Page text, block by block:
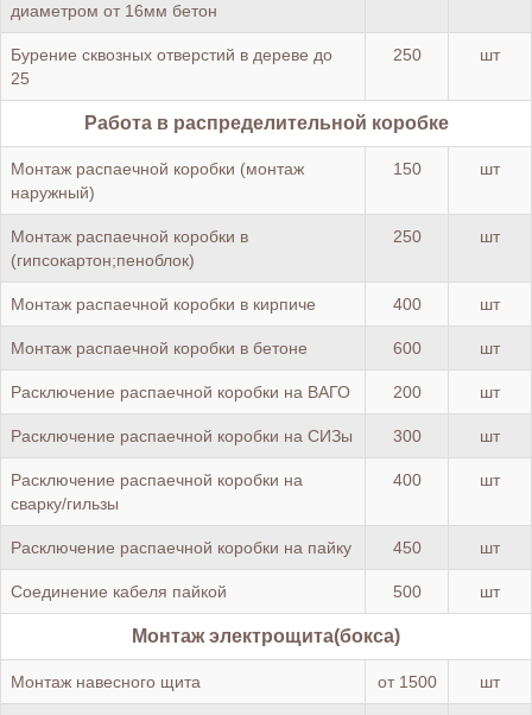
диаметром от 16мм бетон
Бурение сквозных отверстий в дереве до
25
250 шт
Работа в распределительной коробке
Монтаж распаечной коробки (монтаж
наружный)
150 шт
Монтаж распаечной коробки в
(гипсокартон;пеноблок)
250 шт
Монтаж распаечной коробки в кирпиче 400 шт
Монтаж распаечной коробки в бетоне 600 шт
Расключение распаечной коробки на ВАГО 200 шт
Расключение распаечной коробки на СИЗы 300 шт
Расключение распаечной коробки на
сварку/гильзы
400 шт
Расключение распаечной коробки на пайку 450 шт
Соединение кабеля пайкой 500 шт
Монтаж электрощита(бокса)
Монтаж навесного щита от 1500 шт